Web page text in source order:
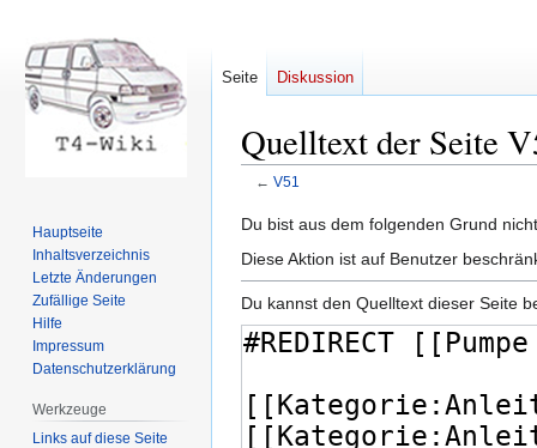
Quelltext der Seite
← V51
Zur
Navigation
Zur
Suche
Du bist aus dem folgenden Grund
Diese Aktion ist auf Benutzer
Du kannst den Quelltext dieser Seite
Seite Diskussion
Hauptseite
Inhaltsverzeichnis
Letzte Änderungen
Zufällige Seite
Hilfe
Impressum
Datenschutzerklärung
Werkzeuge
Links auf diese Seite